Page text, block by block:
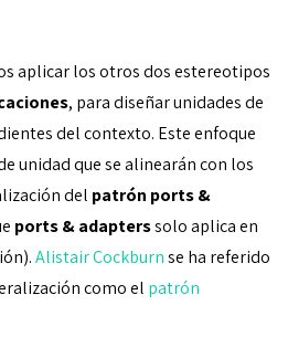
aplicar los otros dos estereotipos
, para diseñar unidades de
del contexto. Este enfoque
unidad que se alinearán con los
del patrón ports &
ports & adapterssolo aplica en
Alistair Cockburnse ha referido
como el patrón